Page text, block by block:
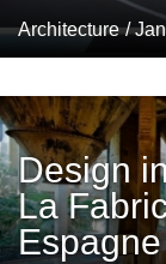
Architecture /
Design
La
Espagne